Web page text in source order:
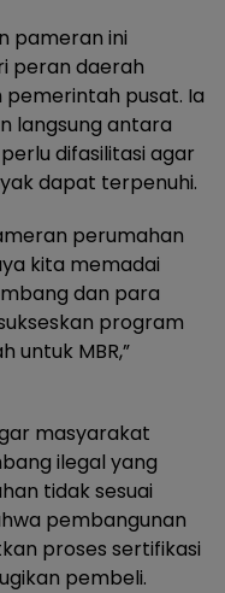
pameran ini
peran daerah
pusat. Ia
langsung antara
difasilitasi agar
dapat terpenuhi.
perumahan
kita memadai
dan para
program
untuk MBR,”
masyarakat
ilegal yang
tidak sesuai
pembangunan
proses sertifikasi
pembeli.